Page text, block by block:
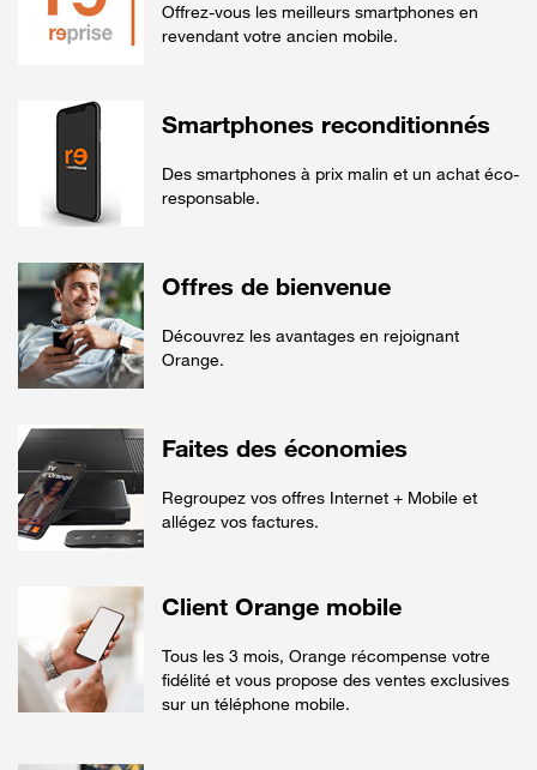
Offrez-vous les meilleurs smartphones en
revendant votre ancien mobile.
Smartphones reconditionnés
Des smartphones à prix malin et un achat éco-
responsable.
Offres de bienvenue
Découvrez les avantages en rejoignant
Orange.
Faites des économies
Regroupez vos offres Internet + Mobile et
allégez vos factures.
Client Orange mobile
Tous les 3 mois, Orange récompense votre
fidélité et vous propose des ventes exclusives
sur un téléphone mobile.